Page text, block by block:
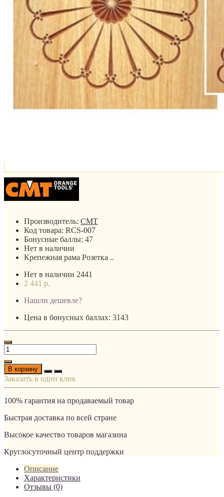
Производитель: CMT
Код товара: RCS-007
Бонусные баллы: 47
Нет в наличии
Крепежная рама Розетка ..
Нет в наличии 2441
2 441 р.
Нашли дешевле?
Цена в бонусных баллах: 3143
В корзину
Заказать в один клик
100% гарантия на продаваемый товар
Быстрая доставка по всей стране
Высокое качество товаров магазина
Круглосуточный центр поддержки
Описание
Характеристики
Отзывы (0)